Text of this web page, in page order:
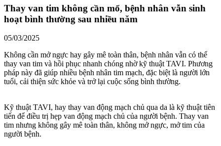
Thay van tim không cần mổ, bệnh nhân vẫn sinh
hoạt bình thường sau nhiều năm
05/03/2025
Không cần mở ngực hay gây mê toàn thân, bệnh nhân vẫn có thể
thay van tim và hồi phục nhanh chóng nhờ kỹ thuật TAVI. Phương
pháp này đã giúp nhiều bệnh nhân tim mạch, đặc biệt là người lớn
tuổi, cải thiện sức khỏe và trở lại cuộc sống bình thường.
Kỹ thuật TAVI, hay thay van động mạch chủ qua da là kỹ thuật tiên
tiến để điều trị hẹp van động mạch chủ của người bệnh. Thay van
tim nhưng không gây mê toàn thân, không mở ngực, mở tim của
người bệnh.